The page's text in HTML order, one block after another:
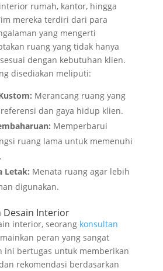
rumah, kantor, hingga
mereka terdiri dari para
yang mengerti
ruang yang tidak hanya
dengan kebutuhan klien.
disediakan meliputi:
Merancang ruang yang
dan gaya hidup klien.
Memperbarui
ruang lama untuk memenuhi
Letak: Menata ruang agar lebih
digunakan.
Desain Interior
interior, seorang konsultan
peran yang sangat
ini bertugas untuk memberikan
rekomendasi berdasarkan